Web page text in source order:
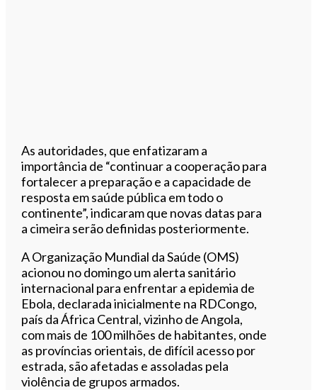
As autoridades, que enfatizaram a
importância de “continuar a cooperação para
fortalecer a preparação e a capacidade de
resposta em saúde pública em todo o
continente”, indicaram que novas datas para
a cimeira serão definidas posteriormente.
A Organização Mundial da Saúde (OMS)
acionou no domingo um alerta sanitário
internacional para enfrentar a epidemia de
Ebola, declarada inicialmente na RDCongo,
país da África Central, vizinho de Angola,
com mais de 100 milhões de habitantes, onde
as províncias orientais, de difícil acesso por
estrada, são afetadas e assoladas pela
violência de grupos armados.